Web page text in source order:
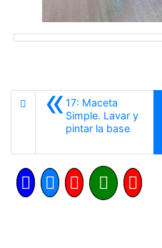
«17: Maceta
Simple. Lavar y
pintar la baseAnterior